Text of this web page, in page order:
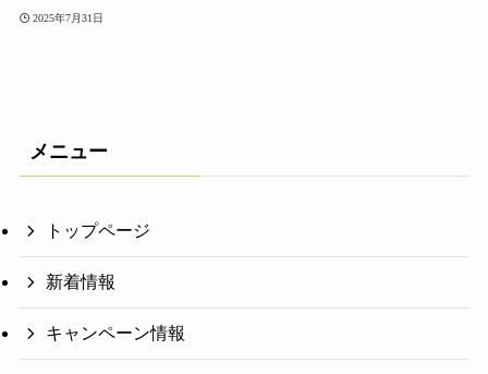
2025年7月31日
メニュー
トップページ
新着情報
キャンペーン情報